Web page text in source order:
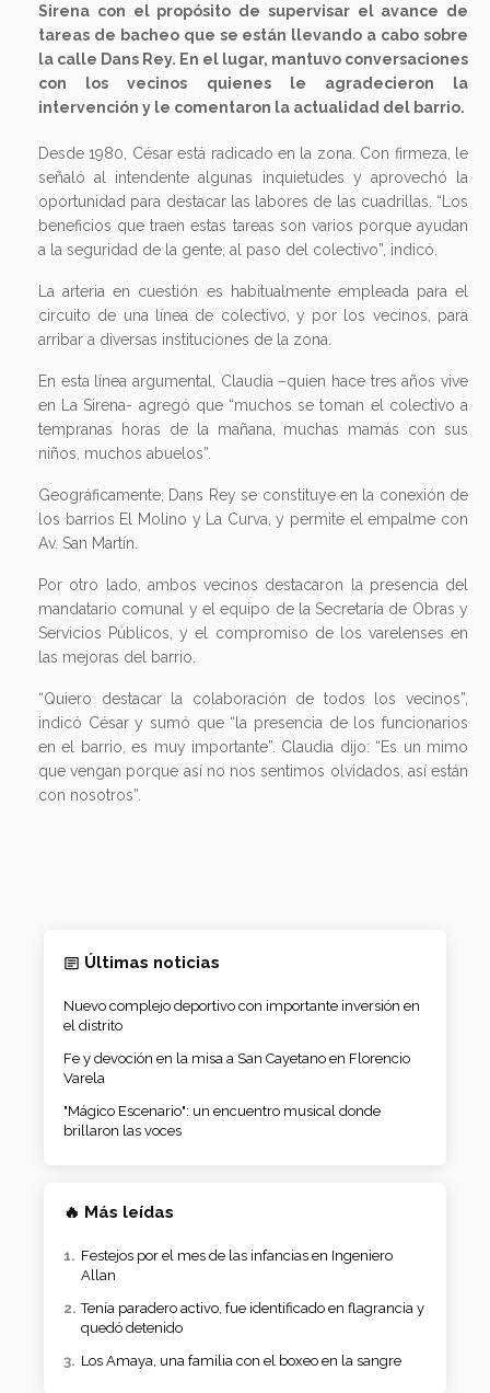
Sirena con el propósito de supervisar el avance de
tareas de bacheo que se están llevando a cabo sobre
la calle Dans Rey. En el lugar, mantuvo conversaciones
con los vecinos quienes le agradecieron la
intervención y le comentaron la actualidad del barrio.
Desde 1980, César está radicado en la zona. Con firmeza, le
señaló al intendente algunas inquietudes y aprovechó la
oportunidad para destacar las labores de las cuadrillas. “Los
beneficios que traen estas tareas son varios porque ayudan
a la seguridad de la gente, al paso del colectivo”, indicó.
La arteria en cuestión es habitualmente empleada para el
circuito de una línea de colectivo, y por los vecinos, para
arribar a diversas instituciones de la zona.
En esta línea argumental, Claudia –quien hace tres años vive
en La Sirena- agregó que “muchos se toman el colectivo a
tempranas horas de la mañana, muchas mamás con sus
niños, muchos abuelos”.
Geográficamente, Dans Rey se constituye en la conexión de
los barrios El Molino y La Curva, y permite el empalme con
Av. San Martín.
Por otro lado, ambos vecinos destacaron la presencia del
mandatario comunal y el equipo de la Secretaría de Obras y
Servicios Públicos, y el compromiso de los varelenses en
las mejoras del barrio.
“Quiero destacar la colaboración de todos los vecinos”,
indicó César y sumó que “la presencia de los funcionarios
en el barrio, es muy importante”. Claudia dijo: “Es un mimo
que vengan porque así no nos sentimos olvidados, así están
con nosotros”.
Últimas noticias
Nuevo complejo deportivo con importante inversión en
el distrito
Fe y devoción en la misa a San Cayetano en Florencio
Varela
"Mágico Escenario": un encuentro musical donde
brillaron las voces
🔥 Más leídas
Festejos por el mes de las infancias en Ingeniero
Allan
Tenía paradero activo, fue identificado en flagrancia y
quedó detenido
Los Amaya, una familia con el boxeo en la sangre